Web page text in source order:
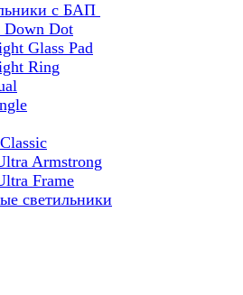
с БАП
Down Dot
Glass Pad
Ring
Armstrong
Frame
светильники